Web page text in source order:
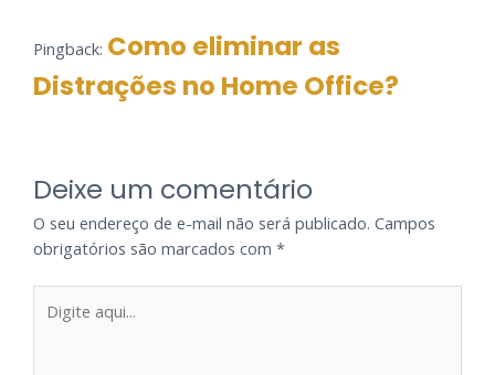
Pingback: Como eliminar as
Distrações no Home Office?
Deixe um comentário
O seu endereço de e-mail não será publicado. Campos
obrigatórios são marcados com *